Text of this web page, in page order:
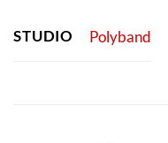
STUDIO Polyband